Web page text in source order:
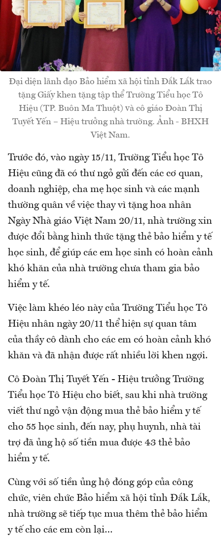
Đại diện lãnh đạo Bảo hiểm xã hội tỉnh Đắk Lắk trao
tặng Giấy khen tặng tập thể Trường Tiểu học Tô
Hiệu (TP. Buôn Ma Thuột) và cô giáo Đoàn Thị
Tuyết Yến – Hiệu trưởng nhà trường. Ảnh - BHXH
Việt Nam.
Trước đó, vào ngày 15/11, Trường Tiểu học Tô
Hiệu cũng đã có thư ngỏ gửi đến các cơ quan,
doanh nghiệp, cha mẹ học sinh và các mạnh
thường quân về việc thay vì tặng hoa nhân
Ngày Nhà giáo Việt Nam 20/11, nhà trường xin
được đổi bằng hình thức tặng thẻ bảo hiểm y tế
học sinh, để giúp các em học sinh có hoàn cảnh
khó khăn của nhà trường chưa tham gia bảo
hiểm y tế.
Việc làm khéo léo này của Trường Tiểu học Tô
Hiệu nhân ngày 20/11 thể hiện sự quan tâm
của thầy cô dành cho các em có hoàn cảnh khó
khăn và đã nhận được rất nhiều lời khen ngợi.
Cô Đoàn Thị Tuyết Yến - Hiệu trưởng Trường
Tiểu học Tô Hiệu cho biết, sau khi nhà trường
viết thư ngỏ vận động mua thẻ bảo hiểm y tế
cho 55 học sinh, đến nay, phụ huynh, nhà tài
trợ đã ủng hộ số tiền mua được 43 thẻ bảo
hiểm y tế.
Cùng với số tiền ủng hộ đóng góp của công
chức, viên chức Bảo hiểm xã hội tỉnh Đắk Lắk,
nhà trường sẽ tiếp tục mua thêm thẻ bảo hiểm
y tế cho các em còn lại…